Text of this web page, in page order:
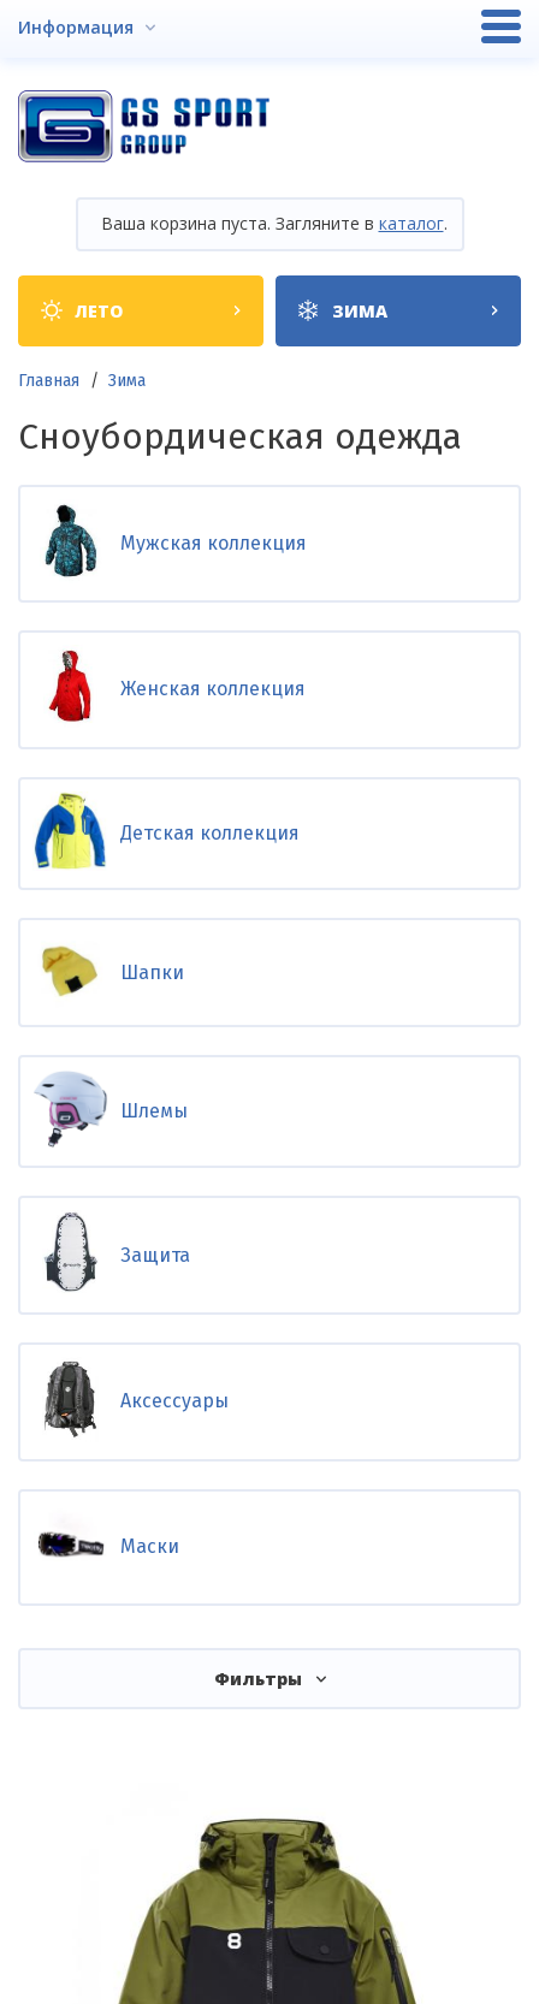
Информация
Ваша корзина пуста. Загляните в каталог.
Shop
categories
ЛЕТО ЗИМА
Строка
навигации
Главная Зима
Сноубордическая одежда
Мужская коллекция
Женская коллекция
Детская коллекция
Шапки
Шлемы
Защита
Аксессуары
Маски
Фильтры